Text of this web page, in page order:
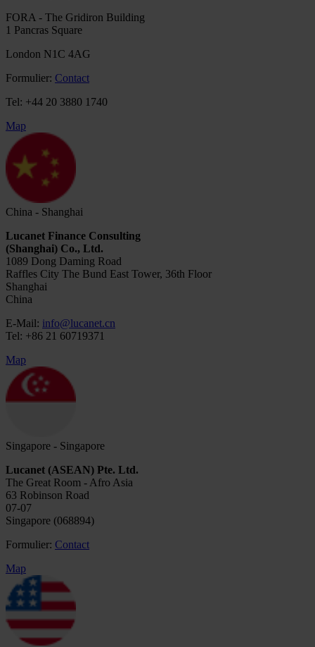
FORA - The Gridiron Building
1 Pancras Square
London N1C 4AG
Formulier: Contact
Tel: +44 20 3880 1740
Map
China - Shanghai
Lucanet Finance Consulting
(Shanghai) Co., Ltd.
1089 Dong Daming Road
Raffles City The Bund East Tower, 36th Floor
Shanghai
China
E-Mail: info@lucanet.cn
Tel: +86 21 60719371
Map
Singapore - Singapore
Lucanet (ASEAN) Pte. Ltd.
The Great Room - Afro Asia
63 Robinson Road
07-07
Singapore (068894)
Formulier: Contact
Map